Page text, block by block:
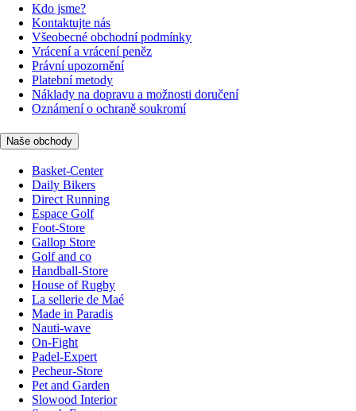
Kdo jsme?
Kontaktujte nás
Všeobecné obchodní podmínky
Vrácení a vrácení peněz
Právní upozornění
Platební metody
Náklady na dopravu a možnosti doručení
Oznámení o ochraně soukromí
Naše obchody
Basket-Center
Daily Bikers
Direct Running
Espace Golf
Foot-Store
Gallop Store
Golf and co
Handball-Store
House of Rugby
La sellerie de Maé
Made in Paradis
Nauti-wave
On-Fight
Padel-Expert
Pecheur-Store
Pet and Garden
Slowood Interior